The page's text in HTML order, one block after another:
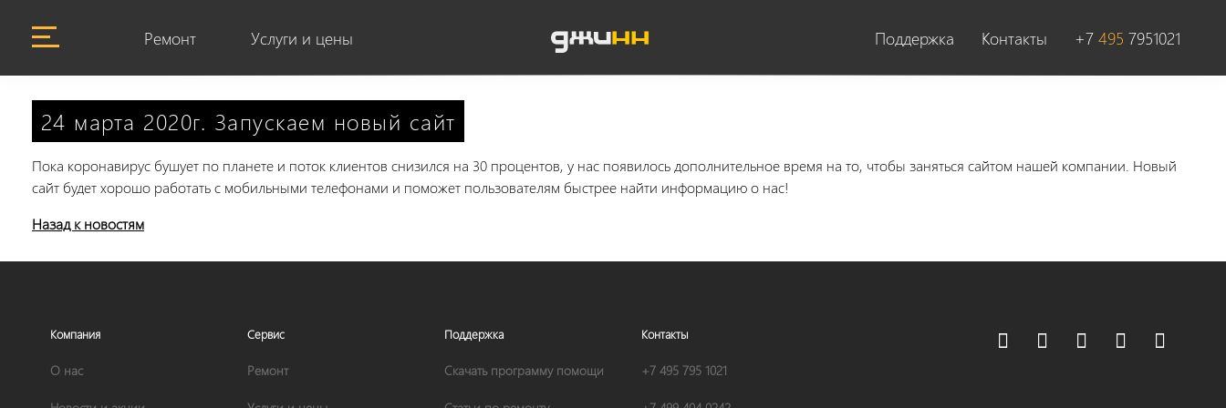
Ремонт Услуги и цены Поддержка Контакты +7 495 7951021
24 марта 2020г. Запускаем новый сайт
Пока коронавирус бушует по планете и поток клиентов снизился на 30 процентов, у нас появилось дополнительное время на то, чтобы заняться сайтом нашей компании. Новый
сайт будет хорошо работать с мобильными телефонами и поможет пользователям быстрее найти информацию о нас!
Назад к новостям
Компания
О нас
Сервис
Ремонт
Поддержка
Скачать программу помощи
Контакты
+7 495 795 1021
 